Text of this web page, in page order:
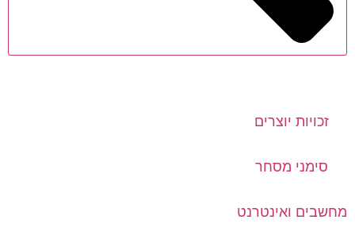
זכויות יוצרים
סימני מסחר
מחשבים ואינטרנט